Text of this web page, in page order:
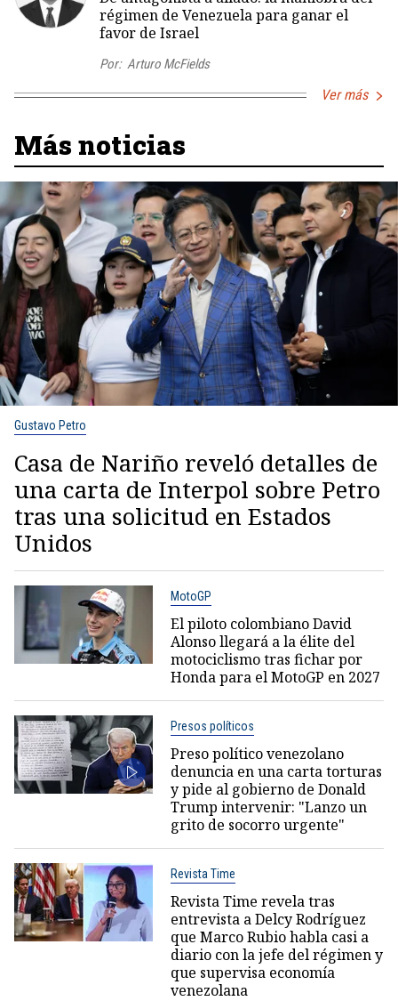
régimen de Venezuela para ganar el
favor de Israel
Por: Arturo McFields
Ver más
Más noticias
Gustavo Petro
Casa de Nariño reveló detalles de
una carta de Interpol sobre Petro
tras una solicitud en Estados
Unidos
MotoGP
El piloto colombiano David
Alonso llegará a la élite del
motociclismo tras fichar por
Honda para el MotoGP en 2027
Presos políticos
Preso político venezolano
denuncia en una carta torturas
y pide al gobierno de Donald
Trump intervenir: "Lanzo un
grito de socorro urgente"
Revista Time
Revista Time revela tras
entrevista a Delcy Rodríguez
que Marco Rubio habla casi a
diario con la jefe del régimen y
que supervisa economía
venezolana